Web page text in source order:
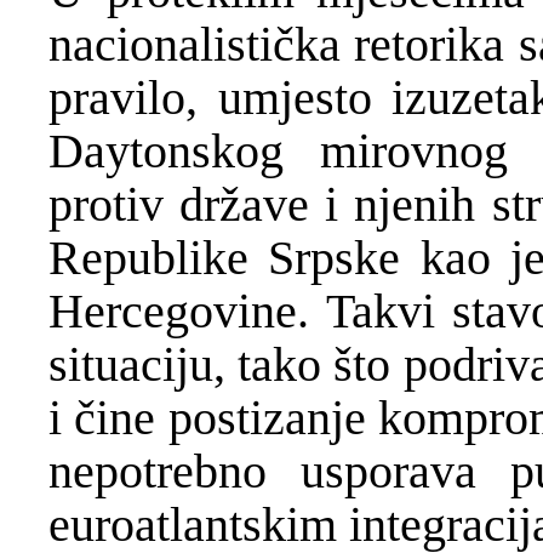
nacionalistička retorika
pravilo, umjesto
Daytonskog mirovnog
protiv države i njenih
Republike Srpske kao
Hercegovine. Takvi
situaciju, tako što
i čine postizanje
nepotrebno usporava
euroatlantskim